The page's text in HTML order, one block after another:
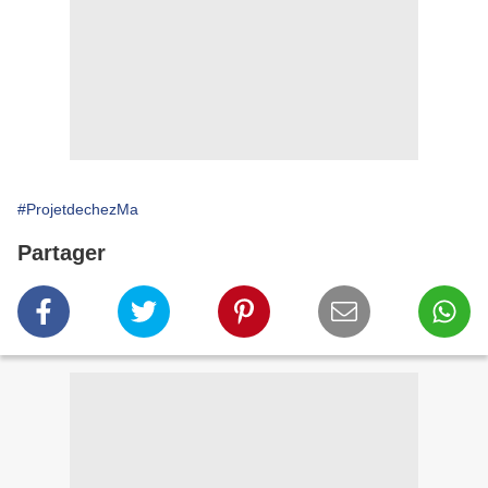
#ProjetdechezMa
Partager